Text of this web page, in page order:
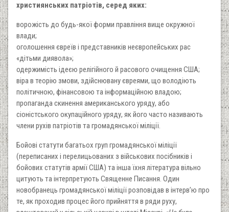
християнських патріотів, серед яких:
ворожість до будь-якої форми правління вище окружної
влади;
оголошення євреїв і представників неєвропейських рас
«дітьми диявола»;
одержимість ідеєю релігійного й расового очищення США;
віра в теорію змови, здійснювану євреями, що володіють
політичною, фінансовою та інформаційною владою;
пропаганда скинення американського уряду, або
сіоністського окупаційного уряду, як його часто називають
члени рухів патріотів та громадянської міліції.
Бойові статути багатьох груп громадянської міліції
(переписаних і перелицьованих з військових посібників і
бойових статутів армії США) та інша їхня література вільно
цитують та інтерпретують Священне Писання. Один
новобранець громадянської міліції розповідав в інтерв’ю про
те, як проходив процес його прийняття в ряди руху,